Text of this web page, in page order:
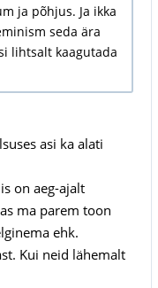
ja põhjus. Ja ikka
seda ära
lihtsalt kaagutada
asi ka alati
on aeg-ajalt
ma parem toon
ehk.
Kui neid lähemalt